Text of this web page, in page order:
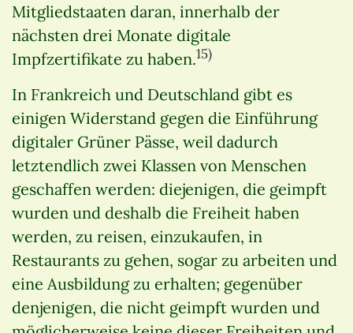
Mitgliedstaaten daran, innerhalb der
nächsten drei Monate digitale
Impfzertifikate zu haben.15)
In Frankreich und Deutschland gibt es
einigen Widerstand gegen die Einführung
digitaler Grüner Pässe, weil dadurch
letztendlich zwei Klassen von Menschen
geschaffen werden: diejenigen, die geimpft
wurden und deshalb die Freiheit haben
werden, zu reisen, einzukaufen, in
Restaurants zu gehen, sogar zu arbeiten und
eine Ausbildung zu erhalten; gegenüber
denjenigen, die nicht geimpft wurden und